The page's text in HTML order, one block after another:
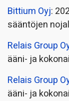
Bittium Oyj:
sääntöjen
Relais Group
ääni- ja
Relais Group
ääni- ja